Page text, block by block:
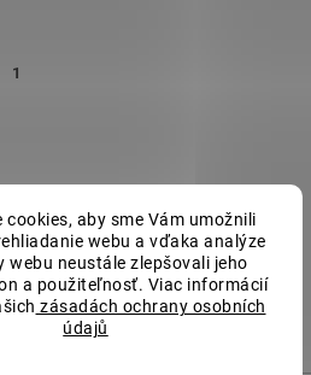
cookies, aby sme Vám umožnili
webu a vďaka analýze
webu neustále zlepšovali jeho
a použiteľnosť. Viac informácií
zásadách ochrany osobních
údajů
1